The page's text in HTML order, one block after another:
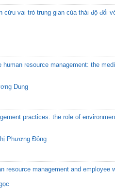
cứu vai trò trung gian của thái độ đối
resource management: the
Dung
practices: the role of
Phương Đông
management and employee